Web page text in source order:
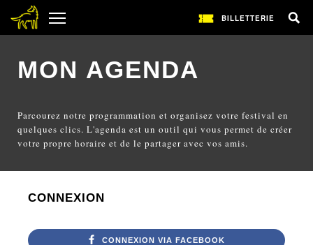
BILLETTERIE
MON AGENDA
Parcourez notre programmation et organisez votre festival en
quelques clics. L'agenda est un outil qui vous permet de créer
votre propre horaire et de le partager avec vos amis.
CONNEXION
CONNEXION VIA FACEBOOK